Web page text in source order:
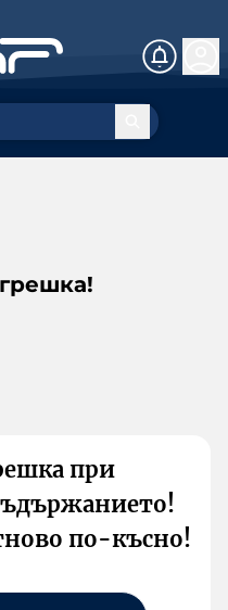
при
по-късно!